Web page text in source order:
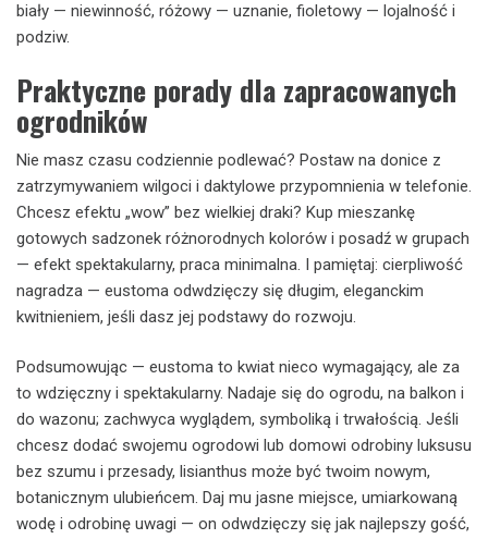
biały — niewinność, różowy — uznanie, fioletowy — lojalność i
podziw.
Praktyczne porady dla zapracowanych
ogrodników
Nie masz czasu codziennie podlewać? Postaw na donice z
zatrzymywaniem wilgoci i daktylowe przypomnienia w telefonie.
Chcesz efektu „wow” bez wielkiej draki? Kup mieszankę
gotowych sadzonek różnorodnych kolorów i posadź w grupach
— efekt spektakularny, praca minimalna. I pamiętaj: cierpliwość
nagradza — eustoma odwdzięczy się długim, eleganckim
kwitnieniem, jeśli dasz jej podstawy do rozwoju.
Podsumowując — eustoma to kwiat nieco wymagający, ale za
to wdzięczny i spektakularny. Nadaje się do ogrodu, na balkon i
do wazonu; zachwyca wyglądem, symboliką i trwałością. Jeśli
chcesz dodać swojemu ogrodowi lub domowi odrobiny luksusu
bez szumu i przesady, lisianthus może być twoim nowym,
botanicznym ulubieńcem. Daj mu jasne miejsce, umiarkowaną
wodę i odrobinę uwagi — on odwdzięczy się jak najlepszy gość,